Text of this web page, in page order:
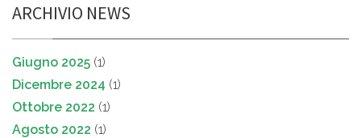
ARCHIVIO NEWS
Giugno 2025 (1)
Dicembre 2024 (1)
Ottobre 2022 (1)
Agosto 2022 (1)